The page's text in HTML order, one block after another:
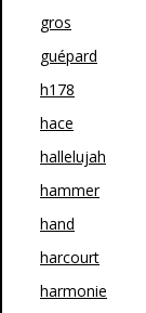
gros
guépard
h178
hace
hallelujah
hammer
hand
harcourt
harmonie